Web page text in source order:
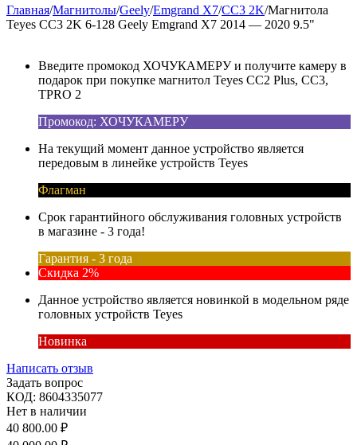
Главная/Магнитолы/Geely/Emgrand X7/CC3 2K/Магнитола
Teyes CC3 2K 6-128 Geely Emgrand X7 2014 — 2020 9.5"
Введите промокод ХОЧУКАМЕРУ и получите камеру в
подарок при покупке магнитол Teyes CC2 Plus, CC3,
TPRO 2
Промокод: ХОЧУКАМЕРУ
На текущий момент данное устройство является
передовым в линейке устройств Teyes
Флагман
Срок гарантийного обслуживания головных устройств
в магазине - 3 года!
Гарантия - 3 года
Скидка 2%
Данное устройство является новинкой в модельном ряде
головных устройств Teyes
Новинка
Написать отзыв
Задать вопрос
КОД: 8604335077
Нет в наличии
40 800.00 ₽